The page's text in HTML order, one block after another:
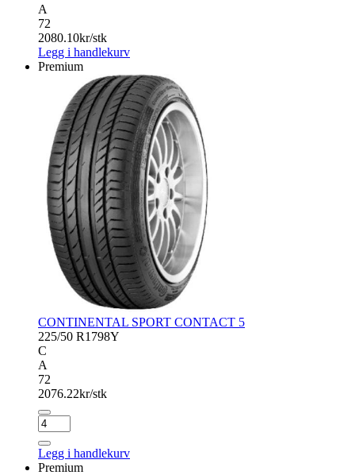
A
72
2080.10kr/stk
Legg i handlekurv
Premium
CONTINENTAL SPORT CONTACT 5
225/50 R1798Y
C
A
72
2076.22kr/stk
CONTINENTAL
SPORT
CONTACT
5
Legg i handlekurv
Premium